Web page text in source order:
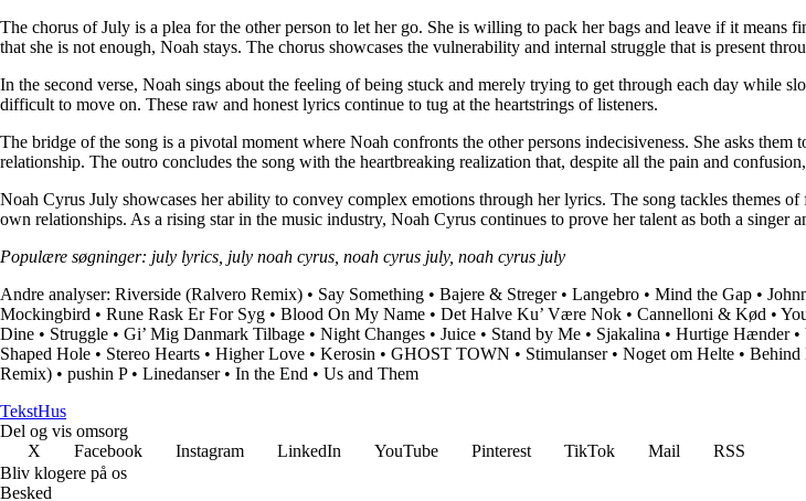
The chorus of July is a plea for the other person to let her go. She is willing to pack her bags and leave if it
that she is not enough, Noah stays. The chorus showcases the vulnerability and internal struggle that is present
In the second verse, Noah sings about the feeling of being stuck and merely trying to get through each day while
difficult to move on. These raw and honest lyrics continue to tug at the heartstrings of listeners.
The bridge of the song is a pivotal moment where Noah confronts the other persons indecisiveness. She asks
relationship. The outro concludes the song with the heartbreaking realization that, despite all the pain and
Noah Cyrus July showcases her ability to convey complex emotions through her lyrics. The song tackles themes
own relationships. As a rising star in the music industry, Noah Cyrus continues to prove her talent as both a singer
Populære søgninger: july lyrics, july noah cyrus, noah cyrus july, noah cyrus july
Andre analyser: Riverside (Ralvero Remix) • Say Something • Bajere & Streger• Langebro • Mind the Gap •
Mockingbird • Rune Rask Er For Syg • Blood On My Name • Det Halve Ku’ Være Nok • Cannelloni & Kød •
Dine • Struggle • Gi’ Mig Danmark Tilbage • Night Changes • Juice • Stand by Me • Sjakalina • Hurtige Hænder•
Shaped Hole • Stereo Hearts • Higher Love • Kerosin • GHOST TOWN • Stimulanser• Noget om Helte • Behind
Remix) • ‎pushin P• Linedanser• In the End • Us and Them
TekstHus
Del og vis omsorg
X
Facebook Instagram LinkedIn YouTube Pinterest TikTok Mail
RSS
Bliv klogere på os
Besked